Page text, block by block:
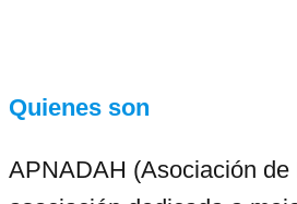
Quienes son
APNADAH (Asociación